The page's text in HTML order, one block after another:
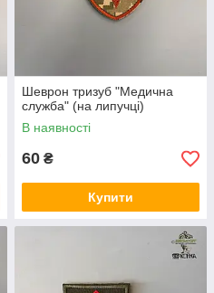
Шеврон тризуб "Медична
служба" (на липучці)
В наявності
60 ₴
Купити